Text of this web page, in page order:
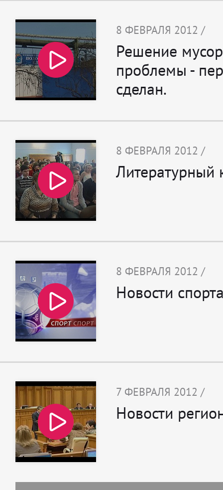
8 ФЕВРАЛЯ 2012 /
Решение
проблемы -
сделан.
8 ФЕВРАЛЯ 2012 /
Литературный
8 ФЕВРАЛЯ 2012 /
Новости
7 ФЕВРАЛЯ 2012 /
Новости